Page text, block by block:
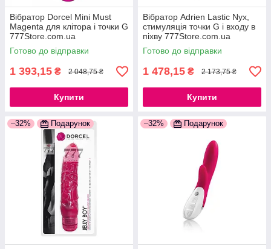
Вібратор Dorcel Mini Must
Magenta для клітора і точки G
777Store.com.ua
Готово до відправки
1 393,15 ₴ 2 048,75 ₴
Купити
Вібратор Adrien Lastic Nyx,
стимуляція точки G і входу в
піхву 777Store.com.ua
Готово до відправки
1 478,15 ₴ 2 173,75 ₴
Купити
–32% Подарунок –32% Подарунок